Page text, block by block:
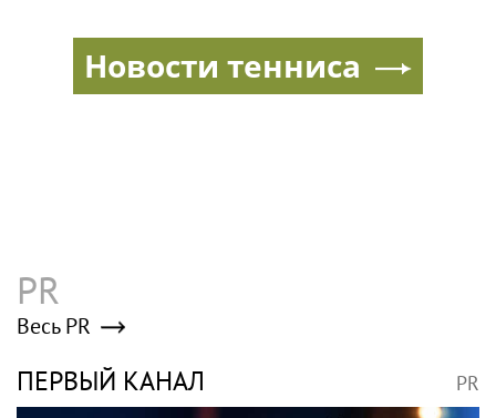
рублей
Новости тенниса
PR
Весь PR
ПЕРВЫЙ КАНАЛ PR